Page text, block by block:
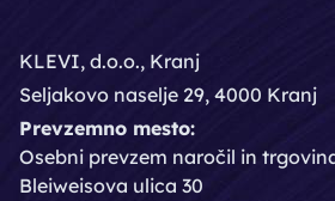
KLEVI, d.o.o., Kranj
Seljakovo naselje 29, 4000 Kranj
Prevzemno mesto:
Osebni prevzem naročil in
Bleiweisova ulica 30